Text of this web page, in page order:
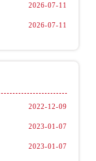
山西省晋城市城区黄华街欧米茄售后服务中心（需提前预约）
2026-07-11
2026-07-11
2022-12-09
2023-01-07
2023-01-07